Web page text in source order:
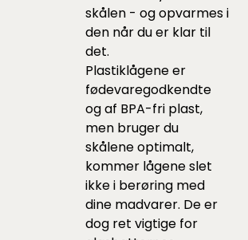
skålen - og opvarmes i
den når du er klar til
det.
Plastiklågene er
fødevaregodkendte
og af BPA-fri plast,
men bruger du
skålene optimalt,
kommer lågene slet
ikke i berøring med
dine madvarer. De er
dog ret vigtige for